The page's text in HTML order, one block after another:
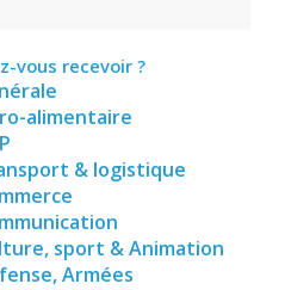
vous recevoir ?
alimentaire
& logistique
sport & Animation
Armées